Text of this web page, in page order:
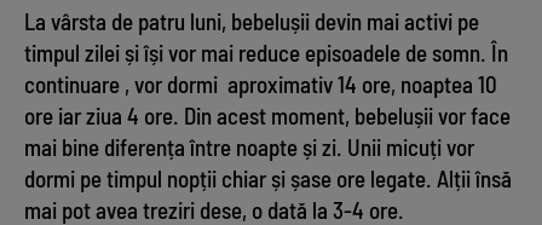
La vârsta de patru luni, bebelușii devin mai activi pe
timpul zilei și își vor mai reduce episoadele de somn. În
continuare , vor dormi aproximativ 14 ore, noaptea 10
ore iar ziua 4 ore. Din acest moment, bebelușii vor face
mai bine diferența între noapte și zi. Unii micuți vor
dormi pe timpul nopții chiar și șase ore legate. Alții însă
mai pot avea treziri dese, o dată la 3-4 ore.